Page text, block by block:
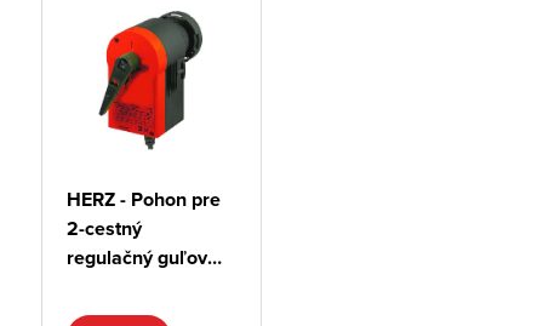
HERZ - Pohon pre
2-cestný
regulačný guľový